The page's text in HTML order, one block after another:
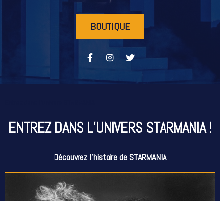
BOUTIQUE
ENTREZ DANS L’UNIVERS STARMANIA !
Découvrez l’histoire de STARMANIA